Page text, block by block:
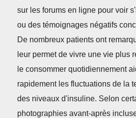
sur les forums en ligne pour voir
ou des témoignages négatifs
De nombreux patients ont
leur permet de vivre une vie plus
le consommer quotidiennement
rapidement les fluctuations de la
des niveaux d'insuline. Selon
photographies avant-après